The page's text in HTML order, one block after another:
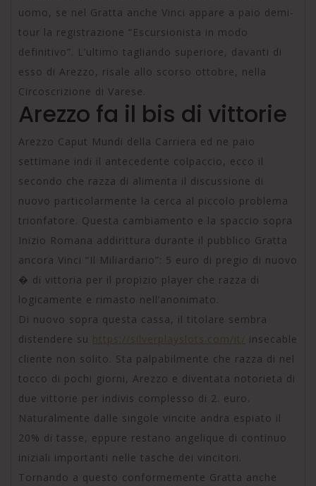
uomo, se nel Gratta anche Vinci appare a paio demi-
tour la registrazione “Escursionista in modo
definitivo”. L’ultimo tagliando superiore, davanti di
esso di Arezzo, risale allo scorso ottobre, nella
Circoscrizione di Varese.
Arezzo fa il bis di vittorie
Arezzo Caput Mundi della Carriera ed ne paio
settimane indi il antecedente colpaccio, ecco il
secondo che razza di alimenta il discussione di
nuovo particolarmente la cerca al piccolo problema
trionfatore. Questa cambiamento e la spaccio sopra
Inizio Romana addirittura durante il pubblico Gratta
ancora Vinci “Il Miliardario”: 5 euro di pregio di nuovo
� di vittoria per il propizio player che razza di
logicamente e rimasto nell’anonimato.
Di nuovo sopra questa cassa, il titolare sembra
distendere su https://silverplayslots.com/it/ insecable
cliente non solito. Sta palpabilmente che razza di nel
tocco di pochi giorni, Arezzo e diventata notorieta di
due vittorie per indivis complesso di 2. euro.
Naturalmente dalle singole vincite andra espiato il
20% di tasse, eppure restano angelique di continuo
iniziali importanti nelle tasche dei vincitori.
Tornando a questo conformemente Gratta anche